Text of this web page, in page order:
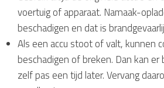
voertuig of apparaat. Namaak-
beschadigen en dat is
Als een accu stoot of valt, kunnen
beschadigen of breken. Dan kan
zelf pas een tijd later. Vervang